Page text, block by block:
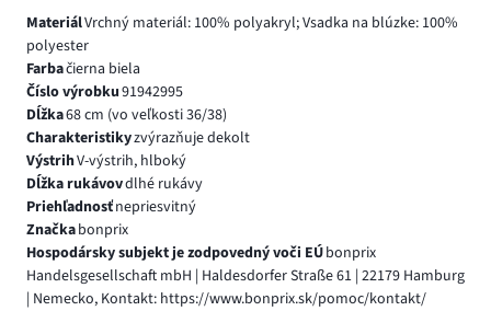
MateriálVrchný materiál: 100% polyakryl; Vsadka na blúzke: 100%
polyester
Farbačierna biela
Číslo výrobku91942995
Dĺžka68 cm (vo veľkosti 36/38)
Charakteristikyzvýrazňuje dekolt
VýstrihV-výstrih, hlboký
Dĺžka rukávovdlhé rukávy
Priehľadnosťnepriesvitný
Značkabonprix
Hospodársky subjekt je zodpovedný voči EÚbonprix
Handelsgesellschaft mbH | Haldesdorfer Straße 61 | 22179 Hamburg
| Nemecko, Kontakt: https://www.bonprix.sk/pomoc/kontakt/